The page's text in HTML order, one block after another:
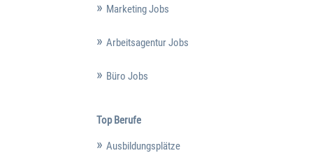
Marketing Jobs
Arbeitsagentur Jobs
Büro Jobs
Top Berufe
Ausbildungsplätze